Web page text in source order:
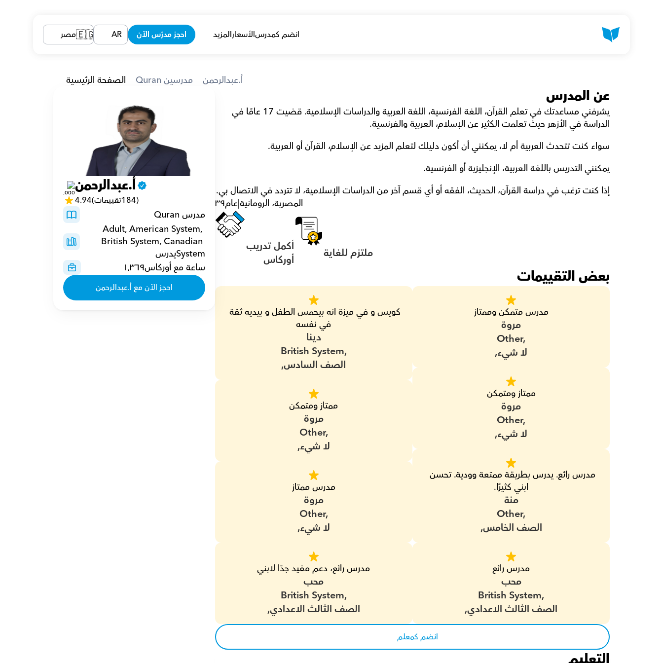
انضم كمدرسالأسعارالمزيد احجز مدرّس الآن AR
🇪🇬مصر
الصفحة الرئيسية Quran مدرسين أ.عبدالرحمن
أ.عبدالرحمن
4.94 (184تقييمات)
مدرس Quran
Adult, American System,
British System, Canadian
Systemيدرس
ساعة مع أوركاس١٬٣٦٩
احجز الآن مع أ.عبدالرحمن
عن المدرس
يشرفني مساعدتك في تعلم القرآن، اللغة الفرنسية، اللغة العربية والدراسات الإسلامية. قضيت 17 عامًا في
الدراسة في الأزهر حيث تعلمت الكثير عن الإسلام، العربية والفرنسية.
سواء كنت تتحدث العربية أم لا، يمكنني أن أكون دليلك لتعلم المزيد عن الإسلام، القرآن أو العربية.
يمكنني التدريس باللغة العربية، الإنجليزية أو الفرنسية.
إذا كنت ترغب في دراسة القرآن، الحديث، الفقه أو أي قسم آخر من الدراسات الإسلامية، لا تتردد في الاتصال بي.
٣٩عام|المصرية، الرومانية
ملتزم للغاية
أوركاس
بعض التقييمات
في نفسه
دينا
الصف السادس,
British System,
ممتاز ومتمكن
مروة
لا شيء,
Other,
مدرس ممتاز
مروة
لا شيء,
Other,
مدرس رائع، دعم مفيد جدًا لابني
محب
الصف الثالث الاعدادي,
British System,
مدرس متمكن وممتاز
مروة
لا شيء,
Other,
ممتاز ومتمكن
مروة
لا شيء,
Other,
ابني كثيرًا.
منة
الصف الخامس,
Other,
مدرس رائع
محب
الصف الثالث الاعدادي,
British System,
انضم كمعلم